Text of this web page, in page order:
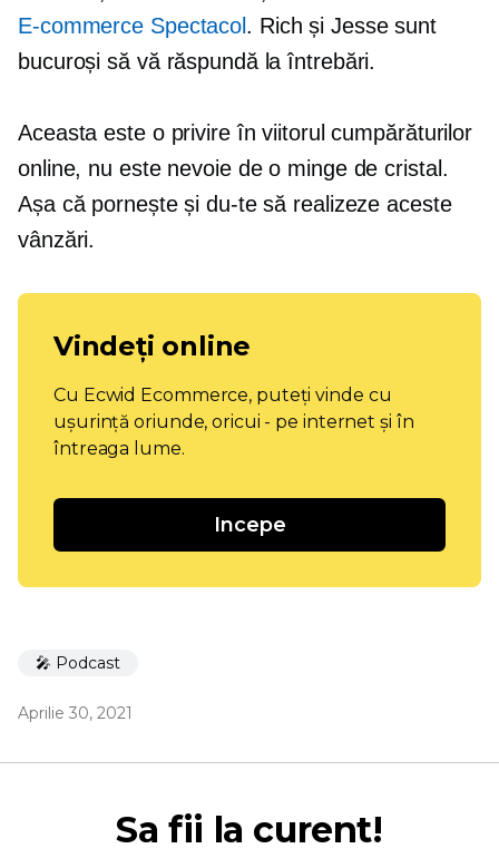
E-commerce Spectacol . Rich și Jesse sunt
bucuroși să vă răspundă la întrebări.
Aceasta este o privire în viitorul cumpărăturilor
online, nu este nevoie de o minge de cristal.
Așa că pornește și du-te să realizeze aceste
vânzări.
Vindeți online
Cu Ecwid Ecommerce, puteți vinde cu
ușurință oriunde, oricui - pe internet și în
întreaga lume.
Incepe
🎤 Podcast
Aprilie 30, 2021
Sa fii la curent!